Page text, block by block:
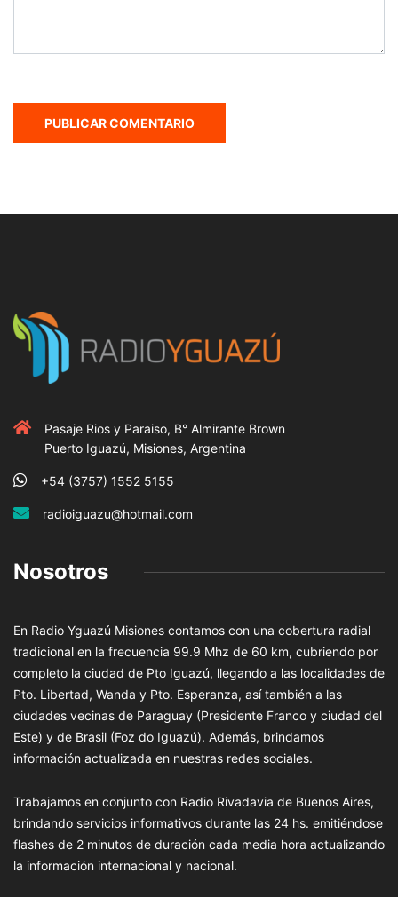
Pasaje Rios y Paraiso, B° Almirante Brown
Puerto Iguazú, Misiones, Argentina
+54 (3757) 1552 5155
radioiguazu@hotmail.com
Nosotros
En Radio Yguazú Misiones contamos con una cobertura radial
tradicional en la frecuencia 99.9 Mhz de 60 km, cubriendo por
completo la ciudad de Pto Iguazú, llegando a las localidades de
Pto. Libertad, Wanda y Pto. Esperanza, así también a las
ciudades vecinas de Paraguay (Presidente Franco y ciudad del
Este) y de Brasil (Foz do Iguazú). Además, brindamos
información actualizada en nuestras redes sociales.
Trabajamos en conjunto con Radio Rivadavia de Buenos Aires,
brindando servicios informativos durante las 24 hs. emitiéndose
flashes de 2 minutos de duración cada media hora actualizando
la información internacional y nacional.